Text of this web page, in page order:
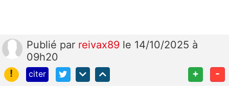
Publié par reivax89 le 14/10/2025 à
09h20
!
citer + -